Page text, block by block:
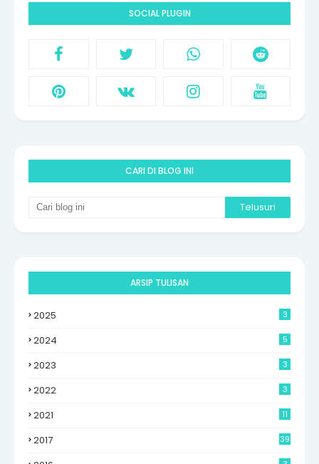
SOCIAL PLUGIN
CARI DI BLOG INI
ARSIP TULISAN
2025 3
2024 5
2023 3
2022 3
2021 11
2017 39